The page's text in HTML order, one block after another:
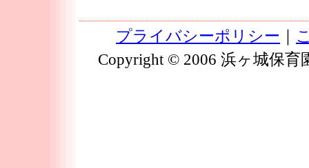
プライバシーポリシー
Copyright © 2006 浜ヶ城保育